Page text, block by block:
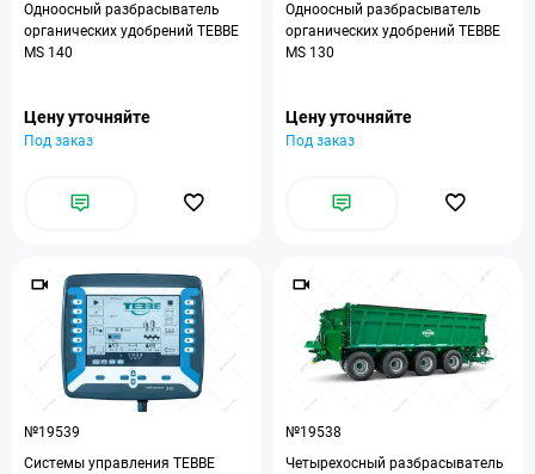
Одноосный разбрасыватель
органических удобрений TEBBE
MS 140
Цену уточняйте
Под заказ
Одноосный разбрасыватель
органических удобрений TEBBE
MS 130
Цену уточняйте
Под заказ
№19539
Системы управления TEBBE
№19538
Четырехосный разбрасыватель